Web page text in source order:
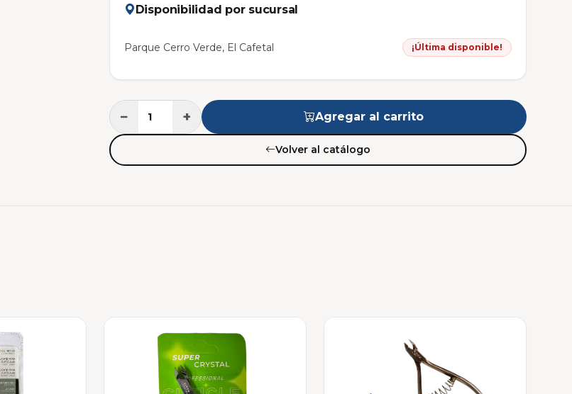
Disponibilidad por sucursal
Parque Cerro Verde, El Cafetal ¡Última disponible!
− + Agregar al carrito
Volver al catálogo